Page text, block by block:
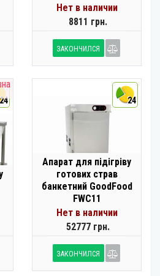
Нет в наличии
8811 грн.
ЗАКОНЧИЛСЯ
24 24
Апарат для підігріву
готових страв
банкетний GoodFood
FWC11
Нет в наличии
52777 грн.
ЗАКОНЧИЛСЯ